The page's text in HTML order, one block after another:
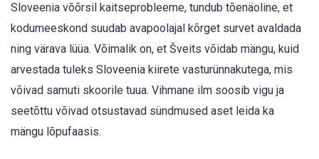
Sloveenia võõrsil kaitseprobleeme, tundub tõenäoline, et
kodumeeskond suudab avapoolajal kõrget survet avaldada
ning värava lüüa. Võimalik on, et Šveits võidab mängu, kuid
arvestada tuleks Sloveenia kiirete vasturünnakutega, mis
võivad samuti skoorile tuua. Vihmane ilm soosib vigu ja
seetõttu võivad otsustavad sündmused aset leida ka
mängu lõpufaasis.